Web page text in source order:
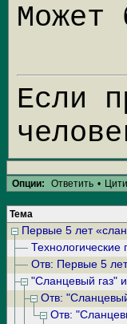
Если
Опции: Ответить •
Тема
Первые 5 лет
Отв: Первые 5
"Сланцевый газ"
Отв:
Отв: